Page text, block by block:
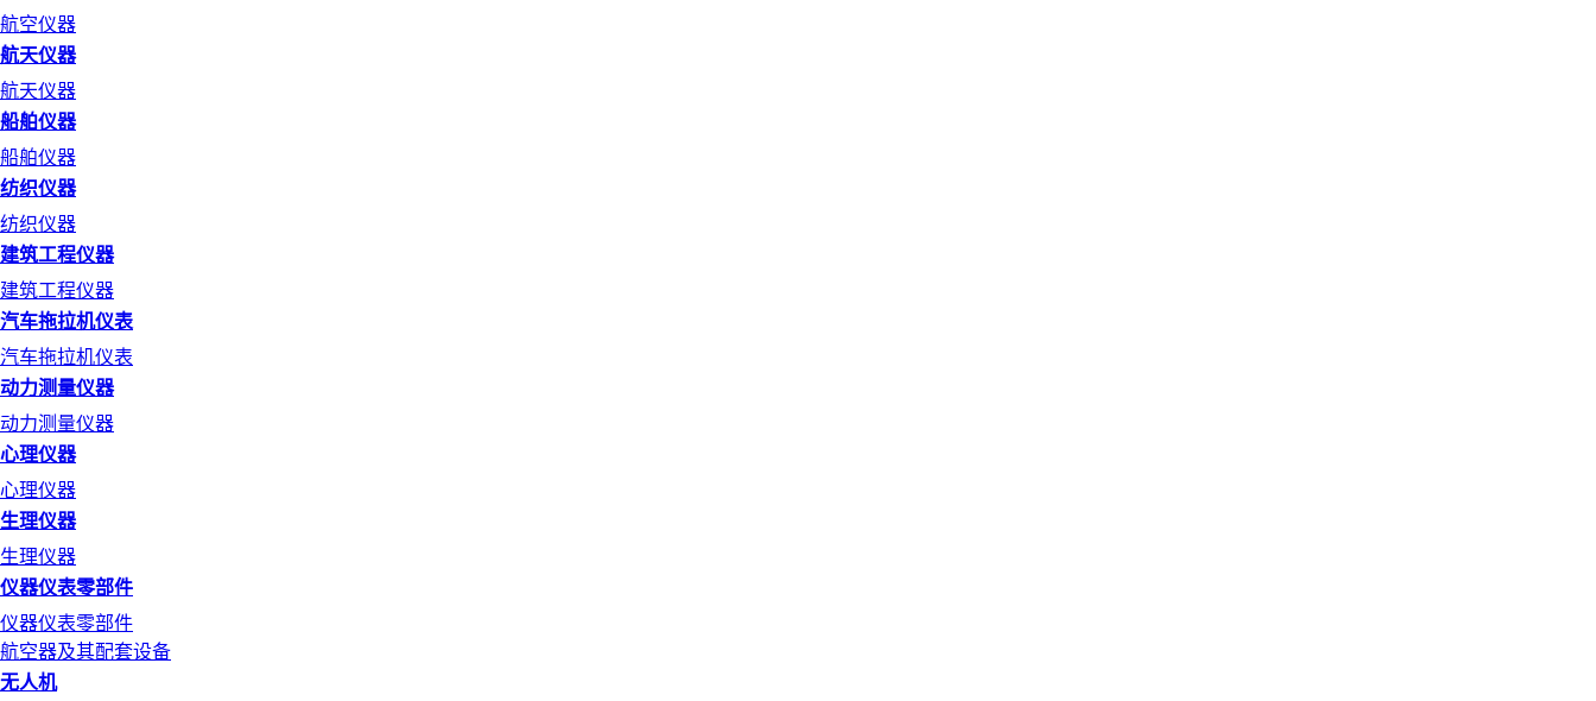
航空仪器
航天仪器
航天仪器
船舶仪器
船舶仪器
纺织仪器
纺织仪器
建筑工程仪器
建筑工程仪器
汽车拖拉机仪表
汽车拖拉机仪表
动力测量仪器
动力测量仪器
心理仪器
心理仪器
生理仪器
生理仪器
仪器仪表零部件
仪器仪表零部件
航空器及其配套设备
无人机